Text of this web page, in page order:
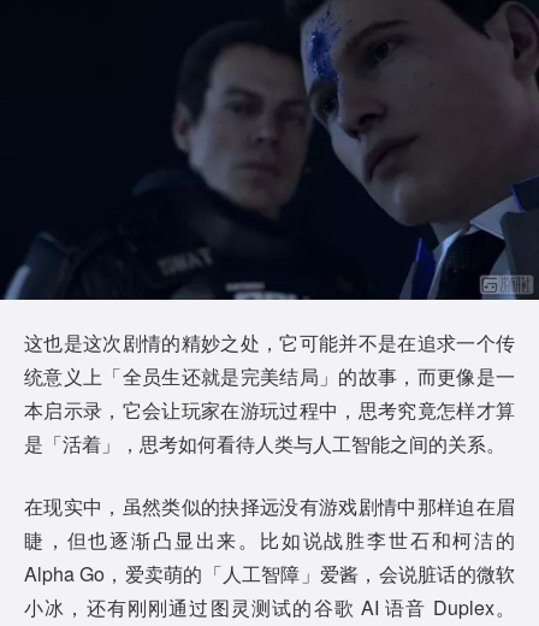
这也是这次剧情的精妙之处，它可能并不是在追求一个传
统意义上「全员生还就是完美结局」的故事，而更像是一
本启示录，它会让玩家在游玩过程中，思考究竟怎样才算
是「活着」，思考如何看待人类与人工智能之间的关系。
在现实中，虽然类似的抉择远没有游戏剧情中那样迫在眉
睫，但也逐渐凸显出来。比如说战胜李世石和柯洁的
Alpha Go，爱卖萌的「人工智障」爱酱，会说脏话的微软
小冰，还有刚刚通过图灵测试的谷歌 AI 语音 Duplex。